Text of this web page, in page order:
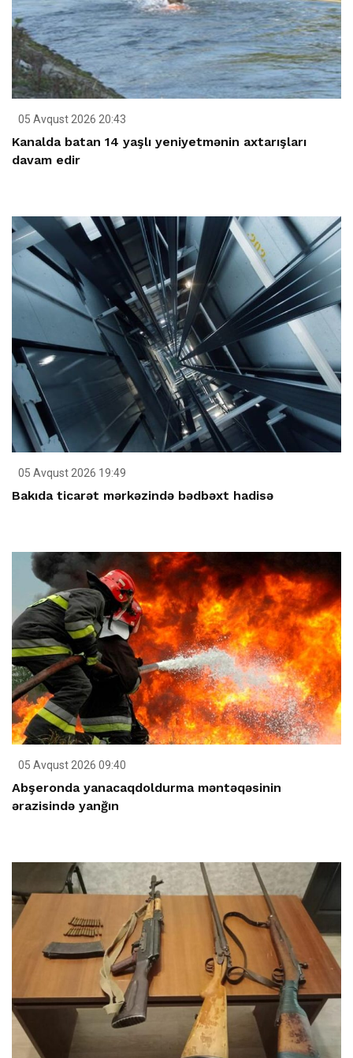
05 Avqust 2026 20:43
Kanalda batan 14 yaşlı yeniyetmənin axtarışları
davam edir
05 Avqust 2026 19:49
Bakıda ticarət mərkəzində bədbəxt hadisə
05 Avqust 2026 09:40
Abşeronda yanacaqdoldurma məntəqəsinin
ərazisində yanğın